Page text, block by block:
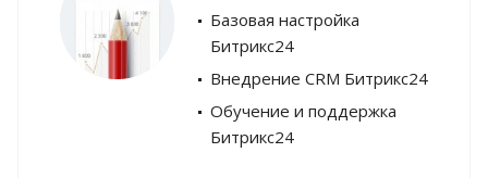
Базовая настройка
Битрикс24
Внедрение CRM Битрикс24
Обучение и поддержка
Битрикс24